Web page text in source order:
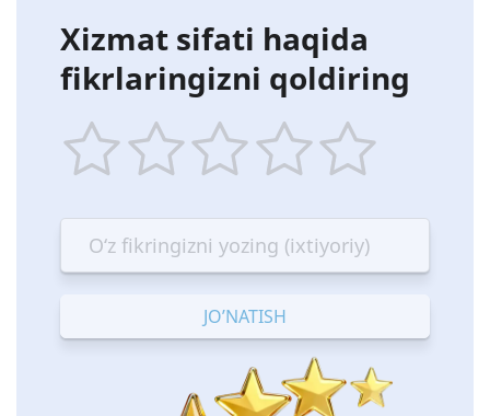
Xizmat sifati haqida
fikrlaringizni qoldiring
star
Terrible
stars
—
Bad
stars
—
OK
stars
—
Good
stars
—
Excellent